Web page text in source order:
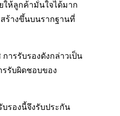
ให้ลูกค้ามั่นใจได้มาก
ร้างขึ้นบนรากฐานที่
ารรับรองดังกล่าวเป็น
รรับผิดชอบของ
รองนี้จึงรับประกัน